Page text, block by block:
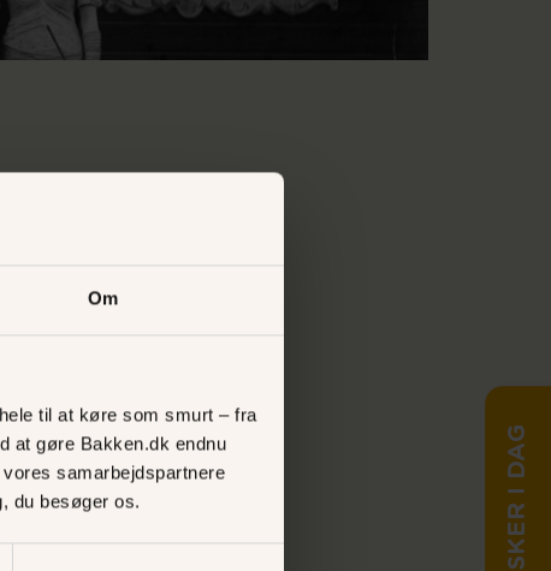
Om
til at køre som smurt – fra
at gøre Bakken.dk endnu
samarbejdspartnere
du besøger os.
SKER I DAG
i Cirkusrevyen er
stadig i dag